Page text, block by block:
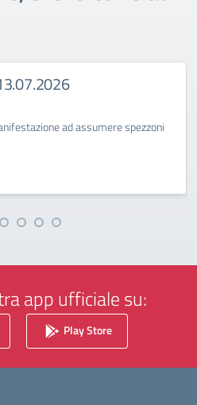
ad assumere spezzoni
app ufficiale su:
Play Store